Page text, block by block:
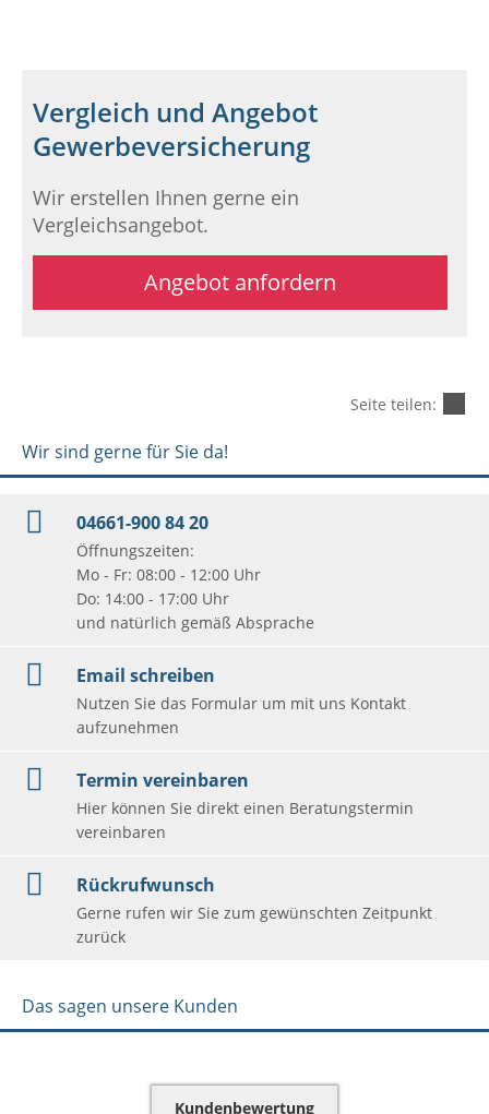
Vergleich und Angebot
Gewerbeversicherung
Wir erstellen Ihnen gerne ein
Vergleichsangebot.
Angebot anfordern
Seite teilen:
Wir sind gerne für Sie da!
04661-900 84 20
Öffnungszeiten:
Mo - Fr: 08:00 - 12:00 Uhr
Do: 14:00 - 17:00 Uhr
und natürlich gemäß Absprache
Email schreiben
Nutzen Sie das Formular um mit uns Kontakt
aufzunehmen
Termin vereinbaren
Hier können Sie direkt einen Beratungstermin
vereinbaren
Rückrufwunsch
Gerne rufen wir Sie zum gewünschten Zeitpunkt
zurück
Das sagen unsere Kunden
Kundenbewertung